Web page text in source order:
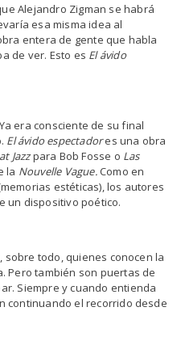
Alejandro Zigman se habrá
esa misma idea al
entera de gente que habla
de ver. Esto es El ávido
era consciente de su final
El ávido espectadores una obra
Jazzpara Bob Fosse o Las
la Nouvelle Vague.Como en
estéticas), los autores
un dispositivo poético.
todo, quienes conocen la
Pero también son puertas de
Siempre y cuando entienda
continuando el recorrido desde